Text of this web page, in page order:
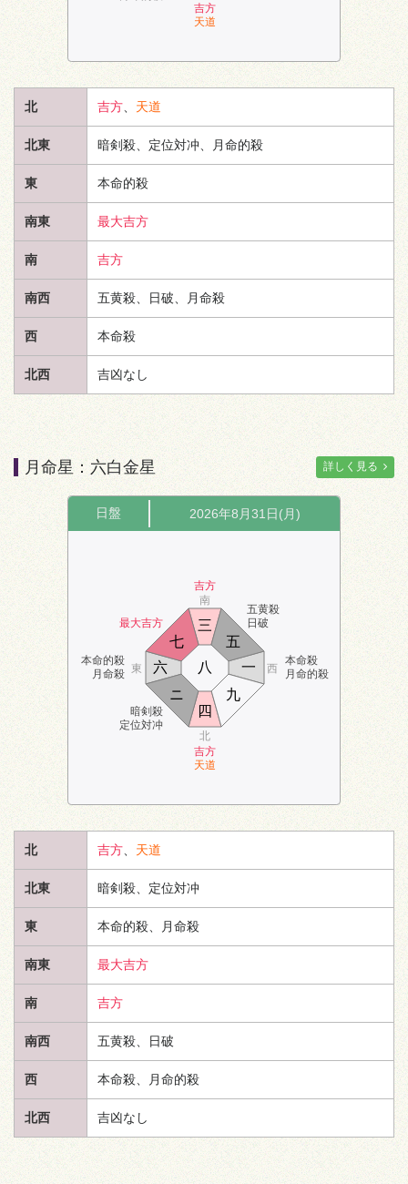
吉方
天道
北 吉方、 天道
北東 暗剣殺、定位対冲、月命的殺
東 本命的殺
南東 最大吉方
南 吉方
南西 五黄殺、日破、月命殺
西 本命殺
北西 吉凶なし
月命星：六白金星 詳しく見る
日盤 2026年8月31日(月)
最大吉方
吉方
五黄殺
日破
本命的殺
月命殺
本命殺
月命的殺
暗剣殺
定位対冲
吉方
天道
南
北
東 西
四
五
六
七
八
九
一
ニ
三
北 吉方、 天道
北東 暗剣殺、定位対冲
東 本命的殺、月命殺
南東 最大吉方
南 吉方
南西 五黄殺、日破
西 本命殺、月命的殺
北西 吉凶なし